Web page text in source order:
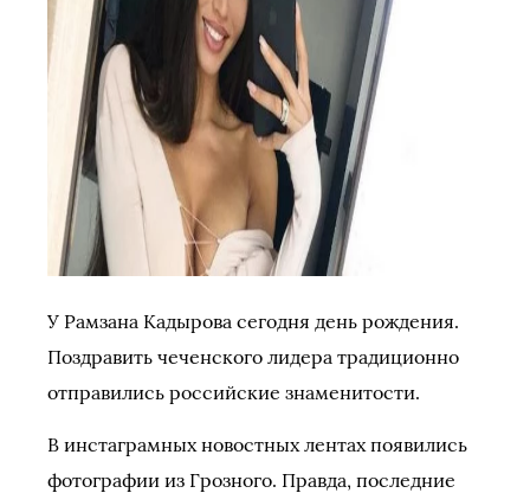
У Рамзана Кадырова сегодня день рождения.
Поздравить чеченского лидера традиционно
отправились российские знаменитости.
В инстаграмных новостных лентах появились
фотографии из Грозного. Правда, последние